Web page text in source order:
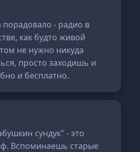
порадовало - радио в
как будто живой
не нужно никуда
просто заходишь и
и бесплатно.
сундук" - это
Вспоминаешь старые